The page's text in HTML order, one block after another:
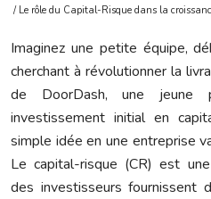
/ Le rôle du Capital-Risque dans la
Imaginez une petite équipe,
cherchant à révolutionner la
de DoorDash, une jeune
investissement initial en
simple idée en une entreprise
Le capital-risque (CR) est
des investisseurs